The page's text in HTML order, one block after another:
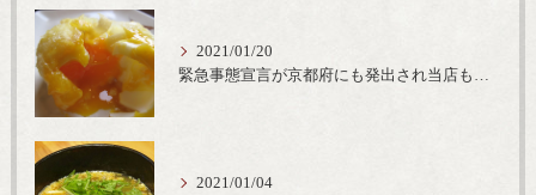
2021/01/20
2021/01/04